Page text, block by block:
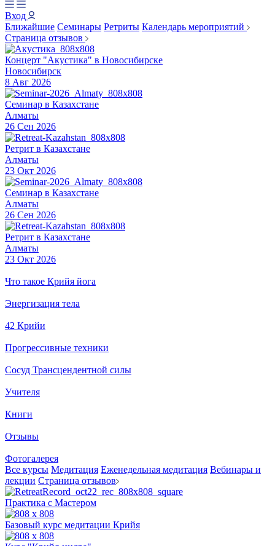
Вход
Ближайшие Семинары Ретриты Календарь мероприятий
Страница отзывов
Концерт "Акустика" в Новосибирске
Новосибирск
8 Авг 2026
Семинар в Казахстане
Алматы
26 Сен 2026
Ретрит в Казахстане
Алматы
23 Окт 2026
Семинар в Казахстане
Алматы
26 Сен 2026
Ретрит в Казахстане
Алматы
23 Окт 2026
Что такое Крийя йога
Энергизация тела
42 Крийи
Прогрессивные техники
Сосуд Трансцендентной силы
Учителя
Книги
Отзывы
Фотогалерея
Все курсы Медитация Еженедельная медитация Вебинары и
лекции Страница отзывов
Практика с Мастером
Базовый курс медитации Крийя